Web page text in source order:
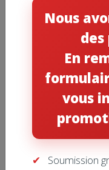
When you
resources for
Nous
En
vous
Soumission